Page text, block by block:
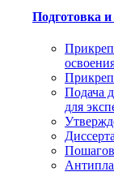
Подготовка
Подача
для